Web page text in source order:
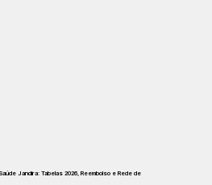
Jandira: Tabelas 2026, Reembolso e Rede de